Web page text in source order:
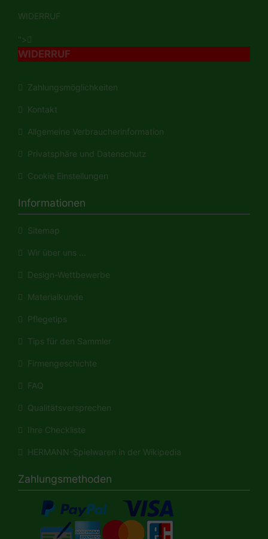
WIDERRUF
">
WIDERRUF
Zahlungsmöglichkeiten
Kontakt
Allgemeine Verbraucherinformation
Privatsphäre und Datenschutz
Cookie Einstellungen
Informationen
Sitemap
Wir über uns ...
Design-Wettbewerbe
Materialkunde
Pflegetips
Tips für den Sammler
Firmengeschichte
FAQ
Qualitätsversprechen
Ihre Checkliste
HERMANN-Spielwaren in der Wikipedia
Zahlungsmethoden